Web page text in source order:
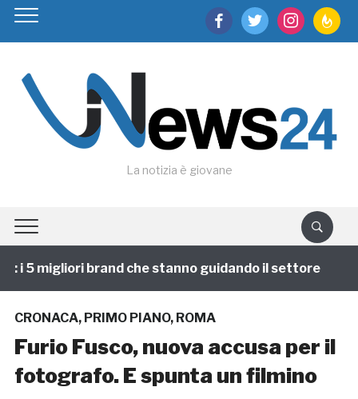
facebooktwitter instagram
La notizia è giovane
5 migliori brand che stanno guidando il settore
CRONACA, PRIMO PIANO, ROMA
Furio Fusco, nuova accusa per il
fotografo. E spunta un filmino